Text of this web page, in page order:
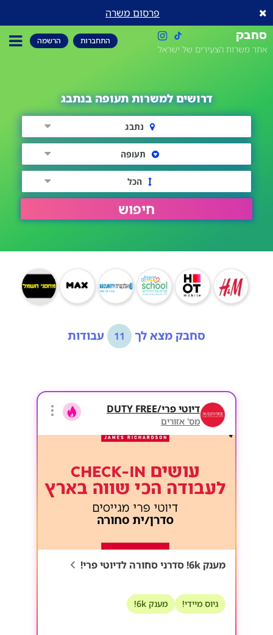
פרסום משרה
סחבק
אתר משרות הצעירים של ישראל
התחברות הרשמה
דרושים למשרות תעופה בנתבג
נתבג
תעופה
הכל
חיפוש
סחבק מצא לך 11 עבודות
דיוטי פרי/DUTY FREE
מס' אזורים
מענק 6k! סדרני סחורה לדיוטי פרי!
גיוס מיידי! מענק 6k!